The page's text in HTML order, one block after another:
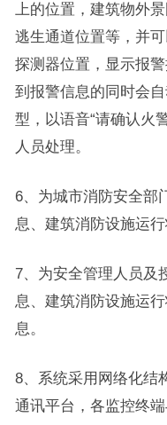
上的位置，建筑物外
逃生通道位置等，并
探测器位置，显示报
到报警信息的同时会
型，以语音“请确认火
人员处理。
6、为城市消防安全部
息、建筑消防设施运
7、为安全管理人员及
息、建筑消防设施运
息。
8、系统采用网络化结
通讯平台，各监控终